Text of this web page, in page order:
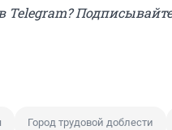
Telegram?
Город трудовой доблести